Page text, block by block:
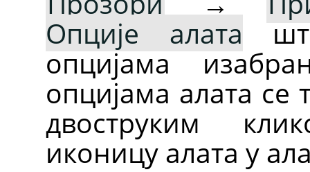
Опције алата
опцијама
опцијама алата се
двоструким
иконицу алата у